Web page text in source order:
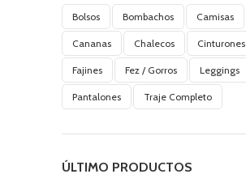
Bolsos Bombachos Camisas
Cananas Chalecos Cinturones
Fajines Fez / Gorros Leggings
Pantalones Traje Completo
ÚLTIMO PRODUCTOS